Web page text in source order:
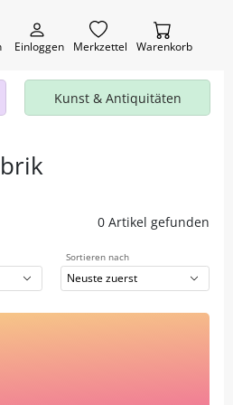
Einloggen Merkzettel Warenkorb
Kunst & Antiquitäten
0 Artikel gefunden
Sortieren nach
Neuste zuerst